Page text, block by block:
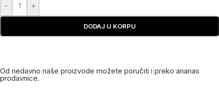
- +
DODAJ U KORPU
Od nedavno naše proizvode možete poručiti i preko ananas
prodavnice.